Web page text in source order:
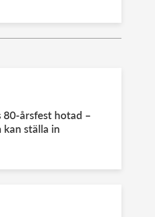
80-årsfest hotad –
ställa in